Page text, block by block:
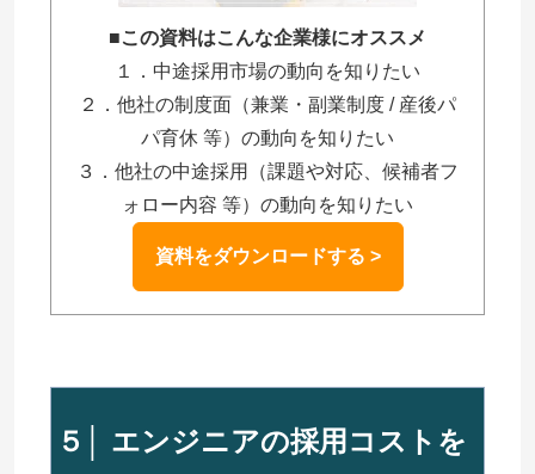
■この資料はこんな企業様にオススメ
１．中途採用市場の動向を知りたい
２．他社の制度面（兼業・副業制度 / 産後パ
パ育休 等）の動向を知りたい
３．他社の中途採用（課題や対応、候補者フ
ォロー内容 等）の動向を知りたい
資料をダウンロードする >
５│ エンジニアの採用コストを